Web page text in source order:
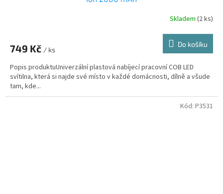
Skladem (2 ks)
749 Kč / ks
Do košíku
Popis produktuUniverzální plastová nabíjecí pracovní COB LED
svítilna, která si najde své místo v každé domácnosti, dílně a všude
tam, kde...
Kód: P3531